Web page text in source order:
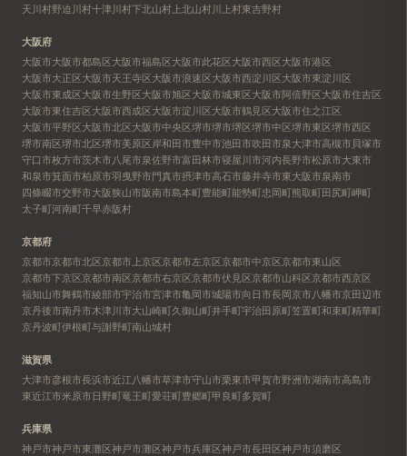
天川村野迫川村十津川村下北山村 上北山村川上村東吉野村
大阪府
大阪市大阪市都島区大阪市福島区大阪市此花区大阪市西区大阪市港区
大阪市大正区大阪市天王寺区大阪市浪速区大阪市西淀川区大阪市東淀川区
大阪市東成区大阪市生野区大阪市旭区大阪市城東区大阪市阿倍野区大阪市住吉区
大阪市東住吉区大阪市西成区大阪市淀川区大阪市鶴見区大阪市住之江区
大阪市平野区大阪市北区大阪市中央区堺市堺市堺区堺市中区堺市東区堺市西区
堺市南区堺市北区堺市美原区岸和田市豊中市池田市吹田市泉大津市高槻市 貝塚市
守口市枚方市茨木市八尾市泉佐野市富田林市寝屋川市河内長野市松原市大東市
和泉市箕面市柏原市羽曳野市門真市摂津市高石市藤井寺市東大阪市泉南市
四條畷市交野市大阪狭山市阪南市島本町豊能町能勢町忠岡町熊取町田尻町岬町
太子町河南町千早赤阪村
京都府
京都市京都市北区京都市上京区京都市左京区京都市中京区京都市東山区
京都市下京区京都市南区京都市右京区京都市伏見区京都市山科区京都市西京区
福知山市舞鶴市綾部市宇治市宮津市亀岡市城陽市向日市長岡京市八幡市京田辺市
京丹後市南丹市木津川市大山崎町久御山町井手町宇治田原町笠置町和束町精華町
京丹波町伊根町与謝野町南山城村
滋賀県
大津市彦根市長浜市近江八幡市草津市守山市栗東市甲賀市野洲市湖南市高島市
東近江市米原市日野町竜王町愛荘町豊郷町甲良町多賀町
兵庫県
神戸市神戸市東灘区神戸市灘区神戸市兵庫区神戸市長田区神戸市須磨区